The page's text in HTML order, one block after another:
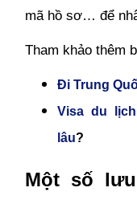
mã hồ sơ… để
Tham khảo thêm
Đi Trung
Visa du
lâu?
Một số